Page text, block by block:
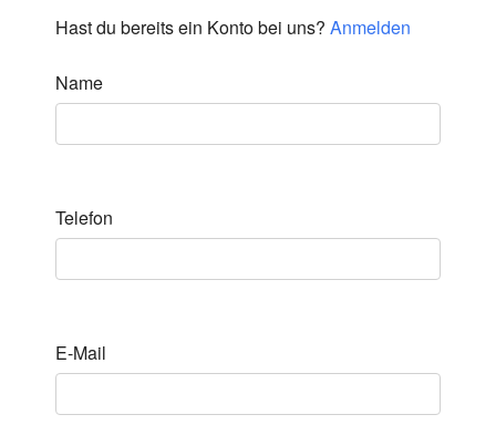
Hast du bereits ein Konto bei uns? Anmelden
Name
Telefon
E-Mail